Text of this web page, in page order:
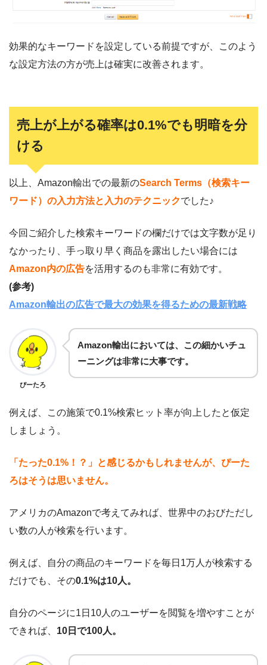
効果的なキーワードを設定している前提ですが、このよう
な設定方法の方が売上は確実に改善されます。
売上が上がる確率は0.1%でも明暗を分
ける
以上、Amazon輸出での最新のSearch Terms（検索キー
ワード）の入力方法と入力のテクニックでした♪
今回ご紹介した検索キーワードの欄だけでは文字数が足り
なかったり、手っ取り早く商品を露出したい場合には
Amazon内の広告を活用するのも非常に有効です。
(参考)
Amazon輸出の広告で最大の効果を得るための最新戦略
ぴーたろ
Amazon輸出においては、この細かいチュ
ーニングは非常に大事です。
例えば、この施策で0.1%検索ヒット率が向上したと仮定
しましょう。
「たった0.1%！？」と感じるかもしれませんが、ぴーた
ろはそうは思いません。
アメリカのAmazonで考えてみれば、世界中のおびただし
い数の人が検索を行います。
例えば、自分の商品のキーワードを毎日1万人が検索する
だけでも、その0.1%は10人。
自分のページに1日10人のユーザーを閲覧を増やすことが
できれば、 10日で100人。